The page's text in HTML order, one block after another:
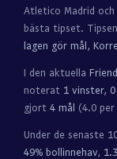
Atletico Madrid
bästa tipset.
lagen gör mål,
I den aktuella
noterat 1 vinster,
gjort 4 mål (4.0
Under de senaste
49% bollinnehav,